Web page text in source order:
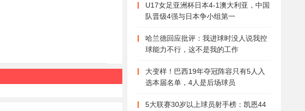
U17女足亚洲杯日本4-1澳大利亚，中国
队晋级4强与日本争小组第一
哈兰德回应批评：我进球时没人说我控
球能力不行，这不是我的工作
大变样！巴西19年夺冠阵容只有5人入
选本届名单，4人是后场球员
5大联赛30岁以上球员射手榜：凯恩44